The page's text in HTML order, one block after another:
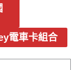
電車卡組合